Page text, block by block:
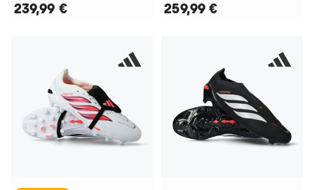
239,99 € 259,99 €